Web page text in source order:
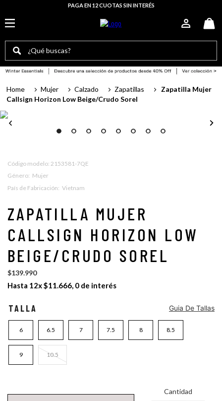
PAGA EN 12 CUOTAS SIN INTERÉS
¿Qué buscas?
Mujer Calzado Zapatillas
Zapatilla Mujer
Callsign Horizon Low Beige/Crudo Sorel
: 2153581-7QE
Género: Mujer
País de Fabricación: Vietnam
ZAPATILLA MUJER
CALLSIGN HORIZON LOW
BEIGE/CRUDO SOREL
$139.990
Hasta 12x$11.666, 0 de interés
Guia De Tallas
TALLA
6 6.5 7 7.5 8 8.5
9 10.5
Cantidad
TÉRMINOS MÁS BUSCADOS
botas mujer
zapatillas mujer
bototo
botas hombre
botin hombre